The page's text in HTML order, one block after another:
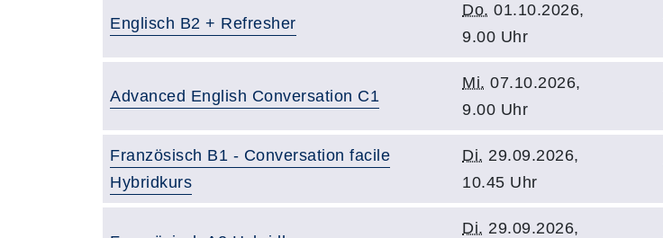
Englisch B2 + Refresher
Do. 01.10.2026,
9.00 Uhr
Advanced English Conversation C1
Mi. 07.10.2026,
9.00 Uhr
Französisch B1 - Conversation facile
Hybridkurs
Di. 29.09.2026,
10.45 Uhr
Di. 29.09.2026,